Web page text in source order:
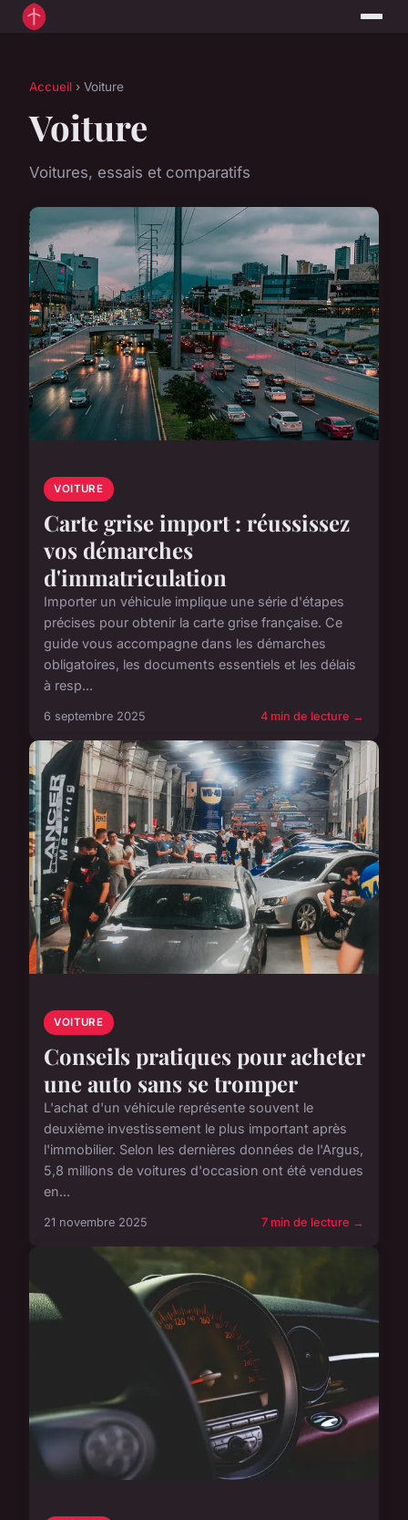
Accueil › Voiture
Voiture
Voitures, essais et comparatifs
VOITURE
Carte grise import : réussissez
vos démarches
d'immatriculation
Importer un véhicule implique une série d'étapes
précises pour obtenir la carte grise française. Ce
guide vous accompagne dans les démarches
obligatoires, les documents essentiels et les délais
à resp...
6 septembre 2025 4 min de lecture →
VOITURE
Conseils pratiques pour acheter
une auto sans se tromper
L'achat d'un véhicule représente souvent le
deuxième investissement le plus important après
l'immobilier. Selon les dernières données de l'Argus,
5,8 millions de voitures d'occasion ont été vendues
en...
21 novembre 2025 7 min de lecture →